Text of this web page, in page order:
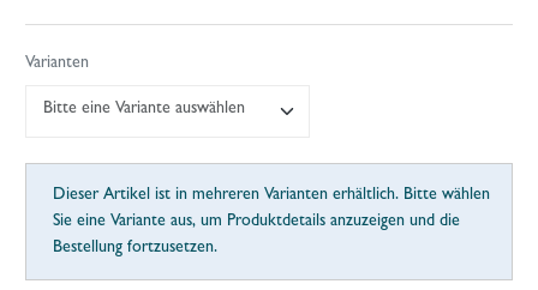
Varianten
Bitte eine Variante auswählen
Dieser Artikel ist in mehreren Varianten erhältlich. Bitte wählen
Sie eine Variante aus, um Produktdetails anzuzeigen und die
Bestellung fortzusetzen.